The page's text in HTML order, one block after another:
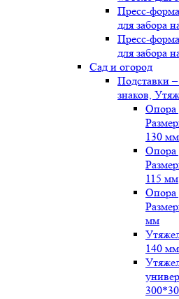
Пресс-
для забора
Пресс-
для забора
Сад и огород
Подставки
знаков,
Опора
130 мм
Опора
115 мм
Опора
мм
140 мм